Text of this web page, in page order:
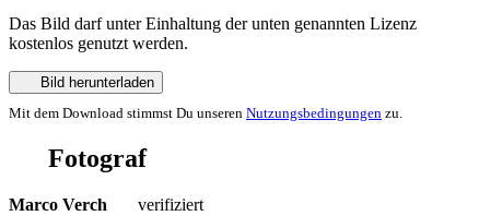
Das Bild darf unter Einhaltung der unten genannten Lizenz
kostenlos genutzt werden.
Bild herunterladen
Mit dem Download stimmst Du unseren Nutzungsbedingungen zu.
Fotograf
Marco Verch verifiziert